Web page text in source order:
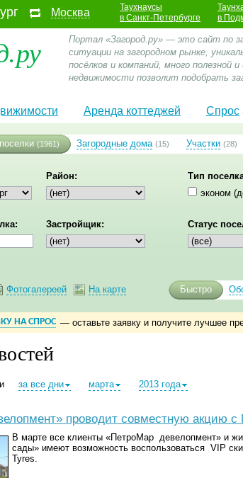
Москва
Таухнаусы
в Санкт-Петербурге
в
Портал «Загород.ру» — это сайт по
ситуации на загородном рынке,
посёлков и компаний, много полезной
недвижимости позволит подобрать
Аренда коттеджей Спрос
(1961) Загородные дома (15) Участки (28)
Район:
Тип
эконом
Застройщик: Статус
Фотогалереей На карте Быстро
НА СПРОС — оставьте заявку и получите лучшее
за все дни марта 2013 года
проводит совместную акцию с
В марте все клиенты «ПетроМар девелопмент» и
сады» имеют возможность воспользоваться VIP
Tyres.